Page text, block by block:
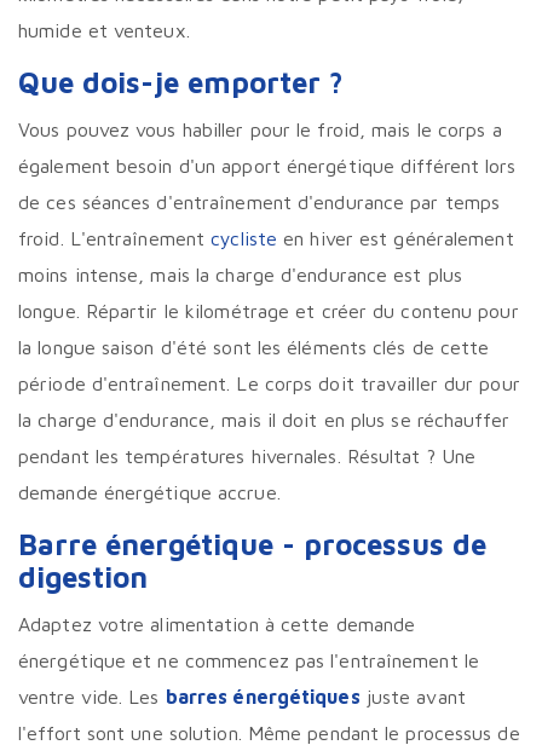
humide et venteux.
Que dois-je emporter ?
Vous pouvez vous habiller pour le froid, mais le corps a
également besoin d'un apport énergétique différent lors
de ces séances d'entraînement d'endurance par temps
froid. L'entraînementcycliste en hiver est généralement
moins intense, mais la charge d'endurance est plus
longue. Répartir le kilométrage et créer du contenu pour
la longue saison d'été sont les éléments clés de cette
période d'entraînement. Le corps doit travailler dur pour
la charge d'endurance, mais il doit en plus se réchauffer
pendant les températures hivernales. Résultat ? Une
demande énergétique accrue.
Barre énergétique - processus de
digestion
Adaptez votre alimentation à cette demande
énergétique et ne commencez pas l'entraînement le
ventre vide. Les barres énergétiques juste avant
l'effort sont une solution. Même pendant le processus de